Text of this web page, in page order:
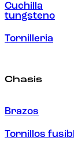
Cuchilla
tungsteno
Tornilleria
Chasis
Brazos
Tornillos